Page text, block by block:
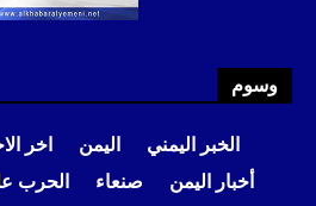
وسوم
الخبر اليمني اليمن اخر
أخبار اليمن
صنعاء الحرب